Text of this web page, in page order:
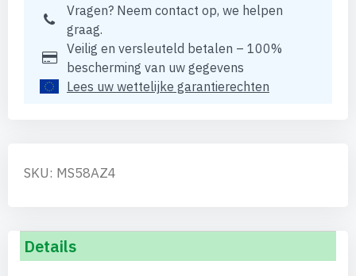
Vragen? Neem contact op, we helpen
graag.
Veilig en versleuteld betalen – 100%
bescherming van uw gegevens
Lees uw wettelijke garantierechten
SKU: MS58AZ4
Details